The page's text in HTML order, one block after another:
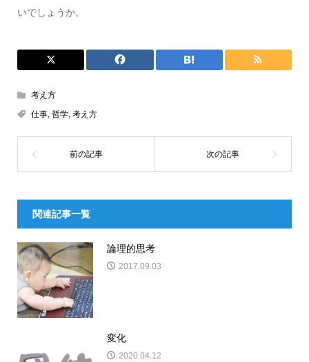
いでしょうか。
考え方
仕事, 哲学, 考え方
関連記事一覧
論理的思考
2017.09.03
変化
2020.04.12